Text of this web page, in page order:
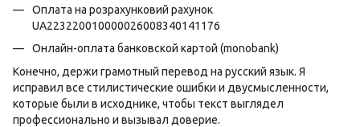
Оплата на розрахунковий рахунок
UA223220010000026008340141176
Онлайн-оплата банковской картой (monobank)
Конечно, держи грамотный перевод на русский язык. Я
исправил все стилистические ошибки и двусмысленности,
которые были в исходнике, чтобы текст выглядел
профессионально и вызывал доверие.